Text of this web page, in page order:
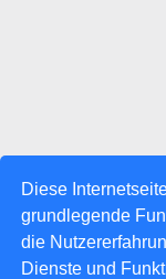
Diese
grundlegende
die
Dienste und